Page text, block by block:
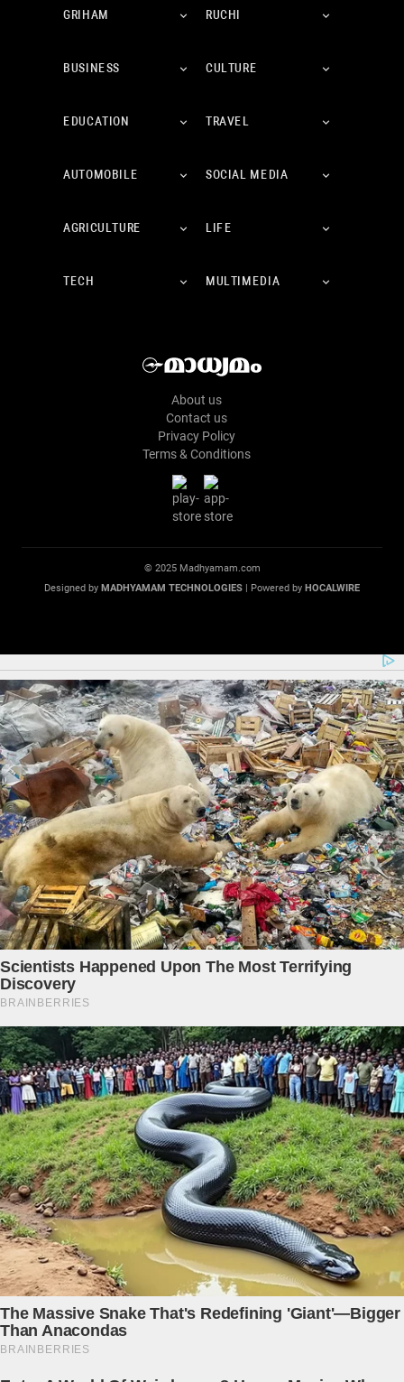
GRIHAM RUCHI
BUSINESS CULTURE
EDUCATION TRAVEL
AUTOMOBILE SOCIAL MEDIA
AGRICULTURE LIFE
TECH MULTIMEDIA
About us
Contact us
Privacy Policy
Terms & Conditions
© 2025 Madhyamam.com
Designed by MADHYAMAM TECHNOLOGIES | Powered by HOCALWIRE